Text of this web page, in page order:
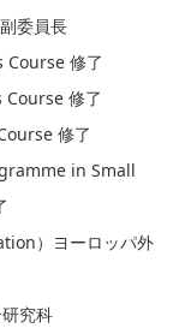
委員長
修了
修了
修了
in Small
）ヨーロッパ外
究科